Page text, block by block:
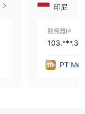
印尼
服务器IP
103.***.39
PT